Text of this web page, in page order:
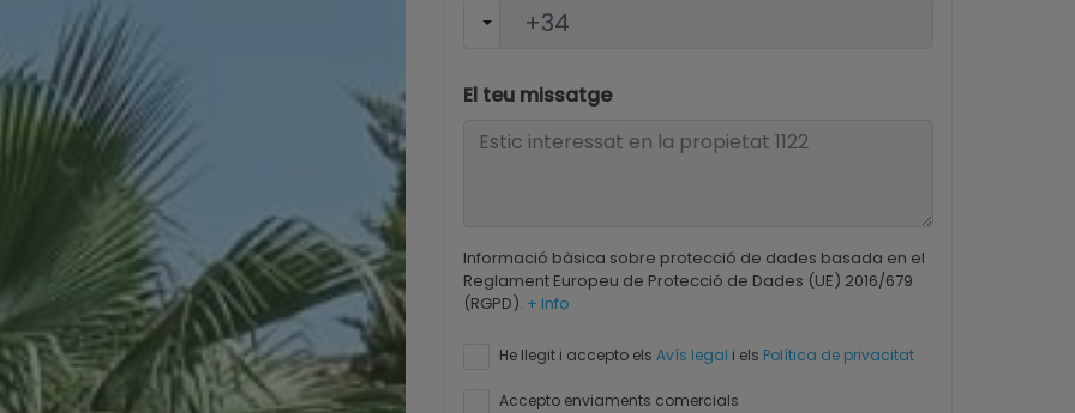
El teu missatge
Informació bàsica sobre protecció de dades basada en el
Reglament Europeu de Protecció de Dades (UE) 2016/679
(RGPD). + Info
He llegit i accepto els Avís legal i els Política de privacitat
Accepto enviaments comercials